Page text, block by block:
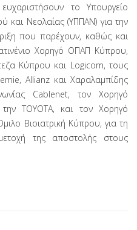
το Υπουργείο
και Νεολαίας (ΥΠΠΑΝ) για την
που παρέχουν, καθώς και
Χορηγό ΟΠΑΠ Κύπρου,
Κύπρου και Logicom, τους
Allianz και Χαραλαμπίδης
Cablenet, τον Χορηγό
TOYOTA, και τον Χορηγό
Βιοιατρική Κύπρου, για τη
της αποστολής στους